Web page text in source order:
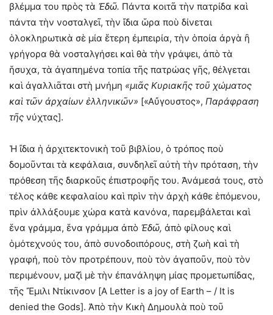
βλέμμα του πρὸς τὰ Ἐδῶ. Πάντα κοιτᾶ τὴν πατρίδα καὶ
πάντα τὴν νοσταλγεῖ, τὴν ἴδια ὥρα ποὺ δίνεται
ὁλοκληρωτικὰ σὲ μία ἕτερη ἐμπειρία, τὴν ὁποία ἀργὰ ἢ
γρήγορα θὰ νοσταλγήσει καὶ θὰ τὴν γράψει, ἀπὸ τὰ
ἥσυχα, τὰ ἀγαπημένα τοπία τῆς πατρώας γῆς, θέλγεται
καὶ ἀγαλλιᾶται στὴ μνήμη «μιᾶς Κυριακῆς τοῦ χώματος
καὶ τῶν ἀρχαίων ἑλληνικῶν» [«Αὔγουστος», Παράφραση
τῆς νύχτας].
Ἡ ἴδια ἡ ἀρχιτεκτονικὴ τοῦ βιβλίου, ὁ τρόπος ποὺ
δομοῦνται τὰ κεφάλαια, συνδηλεῖ αὐτὴ τὴν πρόταση, τὴν
πρόθεση τῆς διαρκοῦς ἐπιστροφῆς του. Ἀνάμεσά τους, στὸ
τέλος κάθε κεφαλαίου καὶ πρὶν τὴν ἀρχὴ κάθε ἑπόμενου,
πρὶν ἀλλάξουμε χώρα κατὰ κανόνα, παρεμβάλεται καὶ
ἕνα γράμμα, ἕνα γράμμα ἀπὸ Ἐδῶ, ἀπὸ φίλους καὶ
ὁμότεχνούς του, ἀπὸ συνοδοιπόρους, στὴ ζωὴ καὶ τὴ
γραφή, ποὺ τὸν προτρέπουν, ποὺ τὸν ἀγαποῦν, ποὺ τὸν
περιμένουν, μαζὶ μὲ τὴν ἐπανάληψη μίας προμετωπίδας,
τῆς Ἔμιλι Ντίκινσον [A Letter is a joy of Earth – / It is
denied the Gods]. Ἀπὸ τὴν Κικὴ Δημουλὰ ποὺ τοῦ